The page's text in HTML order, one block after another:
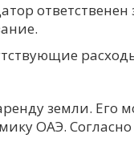
ответственен
земли. Его
ОАЭ.